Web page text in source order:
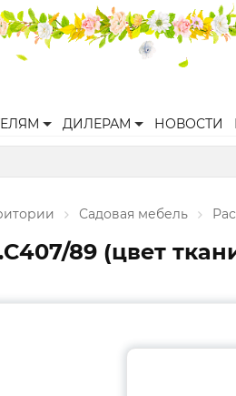
ДИЛЕРАМ НОВОСТИ
Садовая мебель
89 (цвет